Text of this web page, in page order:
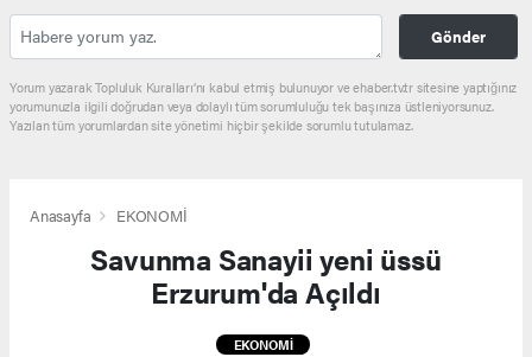
Gönder
Yorum yazarak Topluluk Kuralları’nı kabul etmiş bulunuyor ve ehaber.tv.tr sitesine yaptığınız
yorumunuzla ilgili doğrudan veya dolaylı tüm sorumluluğu tek başınıza üstleniyorsunuz.
Yazılan tüm yorumlardan site yönetimi hiçbir şekilde sorumlu tutulamaz.
Anasayfa EKONOMİ
Savunma Sanayii yeni üssü
Erzurum'da Açıldı
EKONOMİ